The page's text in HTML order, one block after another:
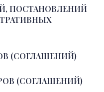
ПОСТАНОВЛЕНИЙ
(СОГЛАШЕНИЙ)
(СОГЛАШЕНИЙ)